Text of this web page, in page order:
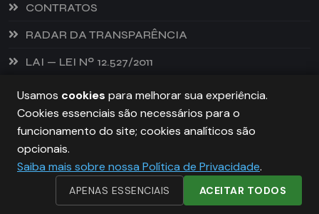
CONTRATOS
RADAR DA TRANSPARÊNCIA
LAI — LEI Nº 12.527/2011
PREFEITURA DE CASTANHEIRA, TODOS OS DIREITOS
Usamos cookies para melhorar sua experiência.
Cookies essenciais são necessários para o
funcionamento do site; cookies analíticos são
opcionais.
Saiba mais sobre nossa Política de Privacidade.
APENAS ESSENCIAIS ACEITAR TODOS